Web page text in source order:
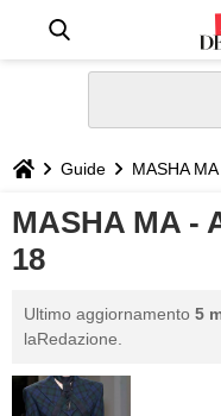
STILE
BIOGRAFIE
DEFINIZIONI
GASTRONOMIA
Guide MASHA MA
MASHA MA -
18
Ultimo aggiornamento 5
laRedazione.